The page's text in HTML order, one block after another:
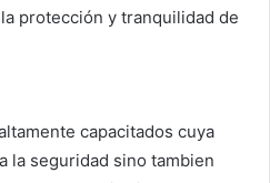
protección y tranquilidad de
capacitados cuya
la seguridad sino tambien